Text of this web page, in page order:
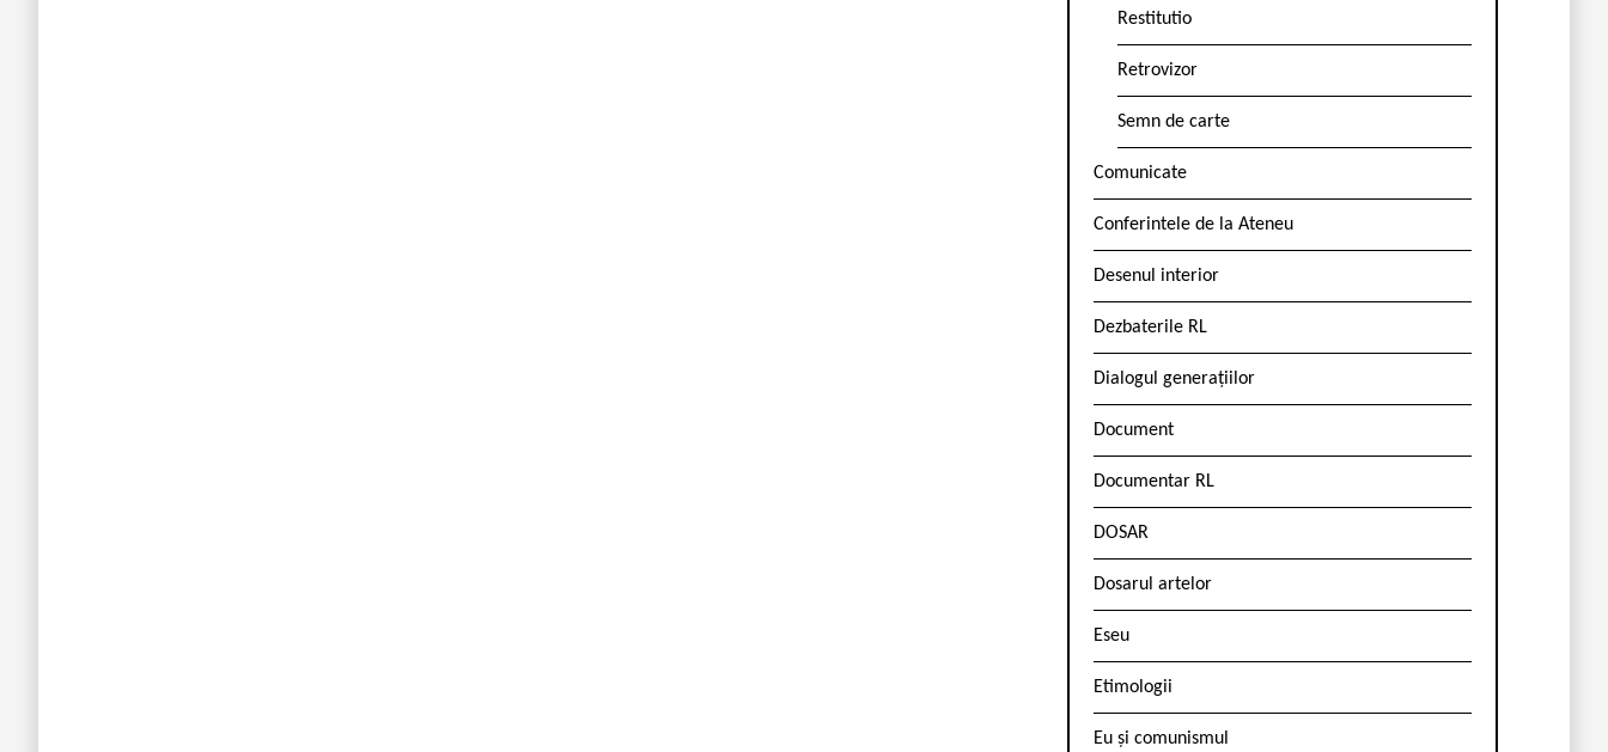
Restitutio
Retrovizor
Semn de carte
Comunicate
Conferintele de la Ateneu
Desenul interior
Dezbaterile RL
Dialogul generațiilor
Document
Documentar RL
DOSAR
Dosarul artelor
Eseu
Etimologii
Eu și comunismul